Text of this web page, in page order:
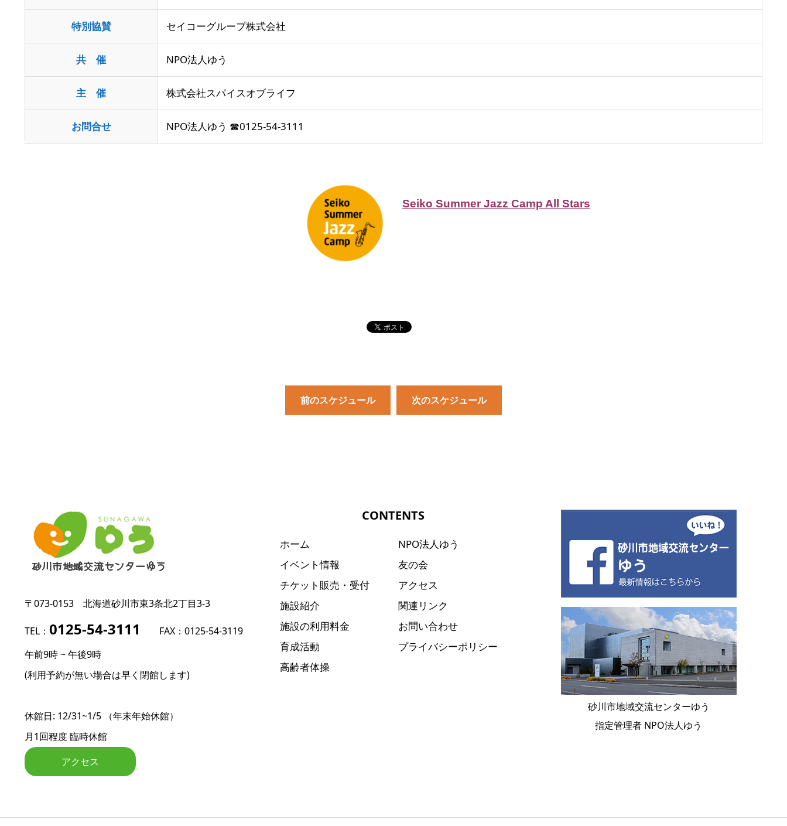
特別協賛 セイコーグループ株式会社
共 催 NPO法人ゆう
主 催 株式会社スパイスオブライフ
お問合せ NPO法人ゆう ☎0125-54-3111
Seiko Summer Jazz Camp All Stars
前のスケジュール 次のスケジュール
〒073-0153 北海道砂川市東3条北2丁目3-3
TEL： 0125-54-3111
FAX：0125-54-3119
午前9時 ~ 午後9時
(利用予約が無い場合は早く閉館します)
休館日: 12/31~1/5 （年末年始休館）
月1回程度 臨時休館
アクセス
CONTENTS
ホーム
イベント情報
チケット販売・受付
施設紹介
施設の利用料金
育成活動
高齢者体操
NPO法人ゆう
友の会
アクセス
関連リンク
お問い合わせ
プライバシーポリシー
砂川市地域交流センターゆう
指定管理者 NPO法人ゆう